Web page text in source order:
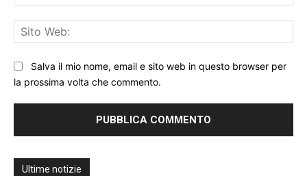
Salva il mio nome, email e sito web in questo browser per
la prossima volta che commento.
Ultime notizie